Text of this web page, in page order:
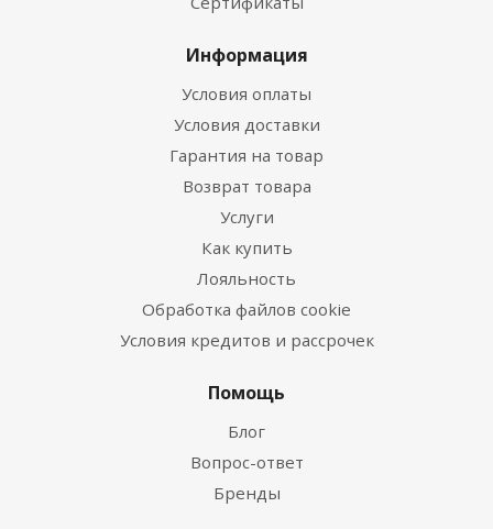
Информация
Условия оплаты
Условия доставки
Гарантия на товар
Возврат товара
Услуги
Как купить
Лояльность
Обработка файлов cookie
Условия кредитов и рассрочек
Помощь
Блог
Вопрос-ответ
Бренды